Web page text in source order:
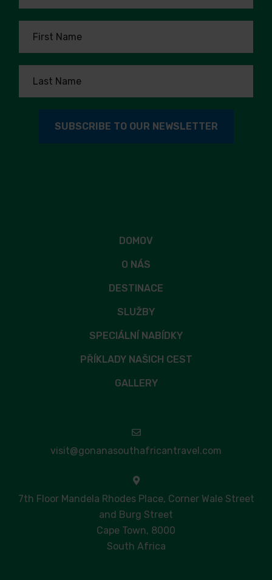
DOMOV
O NÁS
DESTINACE
SLUŽBY
SPECIÁLNÍ NABÍDKY
PŘÍKLADY NAŠICH CEST
GALLERY
visit@gonanasouthafricantravel.com
7th Floor Mandela Rhodes Place, Corner Wale Street
and Burg Street
Cape Town, 8000
South Africa